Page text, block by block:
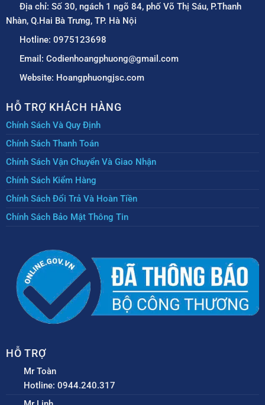
Địa chỉ: Số 30, ngách 1 ngõ 84, phố Võ Thị Sáu, P.Thanh
Nhàn, Q.Hai Bà Trưng, TP. Hà Nội
Hotline: 0975123698
Email: Codienhoangphuong@gmail.com
Website: Hoangphuongjsc.com
HỖ TRỢ KHÁCH HÀNG
Chính Sách Và Quy Định
Chính Sách Thanh Toán
Chính Sách Vận Chuyển Và Giao Nhận
Chính Sách Kiểm Hàng
Chính Sách Đổi Trả Và Hoàn Tiền
Chính Sách Bảo Mật Thông Tin
HỖ TRỢ
Mr Toàn
Hotline: 0944.240.317